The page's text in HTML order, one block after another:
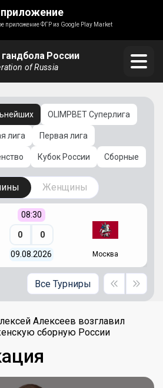
приложение ФГР из Google Play Market
России
of Russia
OLIMPBET Суперлига
лига Первая лига
Кубок России Сборные
Женщины
08:30
0 0
09.08.2026 Москва
Все Турниры
Алексеев возглавил
сборную России